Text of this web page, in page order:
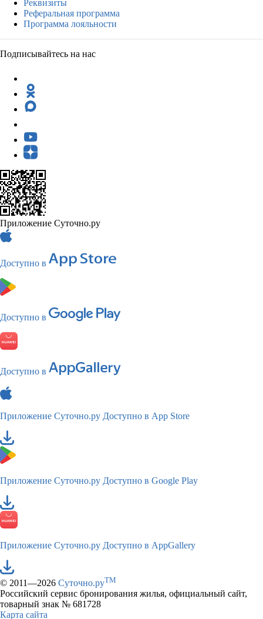
Реквизиты
Реферальная программа
Программа лояльности
Подписывайтесь на нас
Приложение Суточно.ру
Доступно в
Доступно в
Доступно в
Приложение Суточно.ру Доступно в App Store
Приложение Суточно.ру Доступно в Google Play
Приложение Суточно.ру Доступно в AppGallery
© 2011—2026 Суточно.руTM
Российский сервис бронирования жилья, официальный сайт,
товарный знак № 681728
Карта сайта